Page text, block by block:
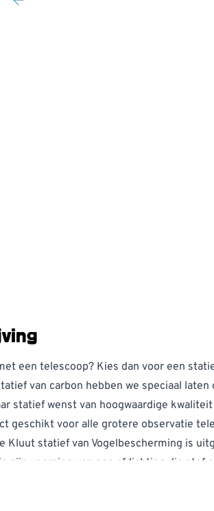
een telescoop? Kies dan voor een
van carbon hebben we speciaal
statief wenst van hoogwaardige
geschikt voor alle grotere observatie
Kluut statief van Vogelbescherming is
zijn voorzien van een afdichting die stof
sluiten erg stil, wat minder verstoring